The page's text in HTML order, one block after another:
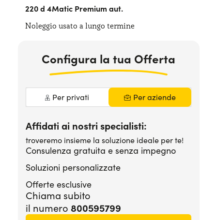
SCEGLI UN PAESE
220 d 4Matic Premium aut.
Noleggio usato a lungo termine
Configura la tua Offerta
Per privati Per aziende
Affidati ai nostri specialisti:
troveremo insieme la soluzione ideale per te!
Consulenza gratuita e senza impegno
Soluzioni personalizzate
Offerte esclusive
Chiama subito
il numero 800595799